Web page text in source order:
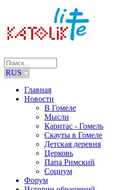
RUS
Главная
Новости
В Гомеле
Мысли
Каритас - Гомель
Скауты в Гомеле
Детская деревня
Церковь
Папа Римский
Социум
Форум